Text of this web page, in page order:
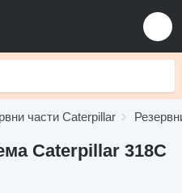
части Caterpillar
Caterpillar 318C